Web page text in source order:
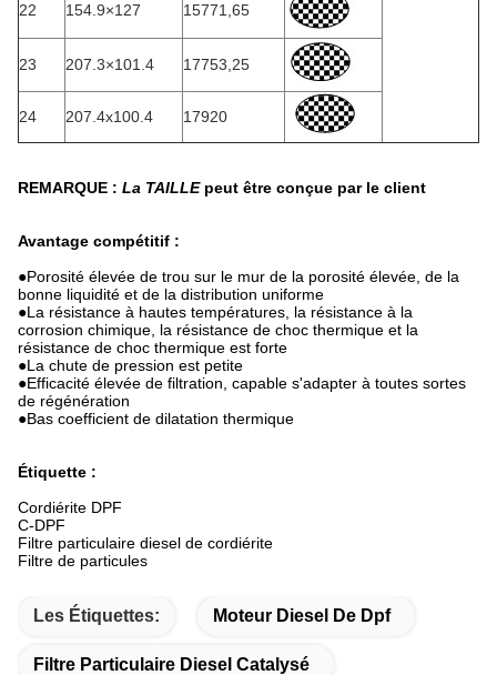
22 154.9×127 15771,65
23 207.3×101.4 17753,25
24 207.4x100.4 17920
REMARQUE : La TAILLEpeut être conçue par le client
Avantage compétitif :
●Porosité élevée de trou sur le mur de la porosité élevée, de la
bonne liquidité et de la distribution uniforme
●La résistance à hautes températures, la résistance à la
corrosion chimique, la résistance de choc thermique et la
résistance de choc thermique est forte
●La chute de pression est petite
●Efficacité élevée de filtration, capable s'adapter à toutes sortes
de régénération
●Bas coefficient de dilatation thermique
Étiquette :
Cordiérite DPF
C-DPF
Filtre particulaire diesel de cordiérite
Filtre de particules
Les Étiquettes: Moteur Diesel De Dpf
Filtre Particulaire Diesel Catalysé